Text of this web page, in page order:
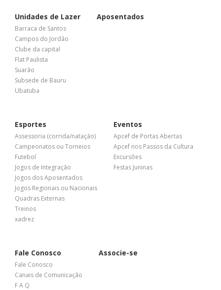
Unidades de Lazer
Barraca de Santos
Campos do Jordão
Clube da capital
Flat Paulista
Suarão
Subsede de Bauru
Ubatuba
Aposentados
Esportes
Assessoria (corrida/natação)
Campeonatos ou Torneios
Futebol
Jogos de Integração
Jogos dos Aposentados
Jogos Regionais ou Nacionais
Quadras Externas
Treinos
xadrez
Eventos
Apcef de Portas Abertas
Apcef nos Passos da Cultura
Excursões
Festas Juninas
Fale Conosco
Fale Conosco
Canais de Comunicação
F A Q
Associe-se